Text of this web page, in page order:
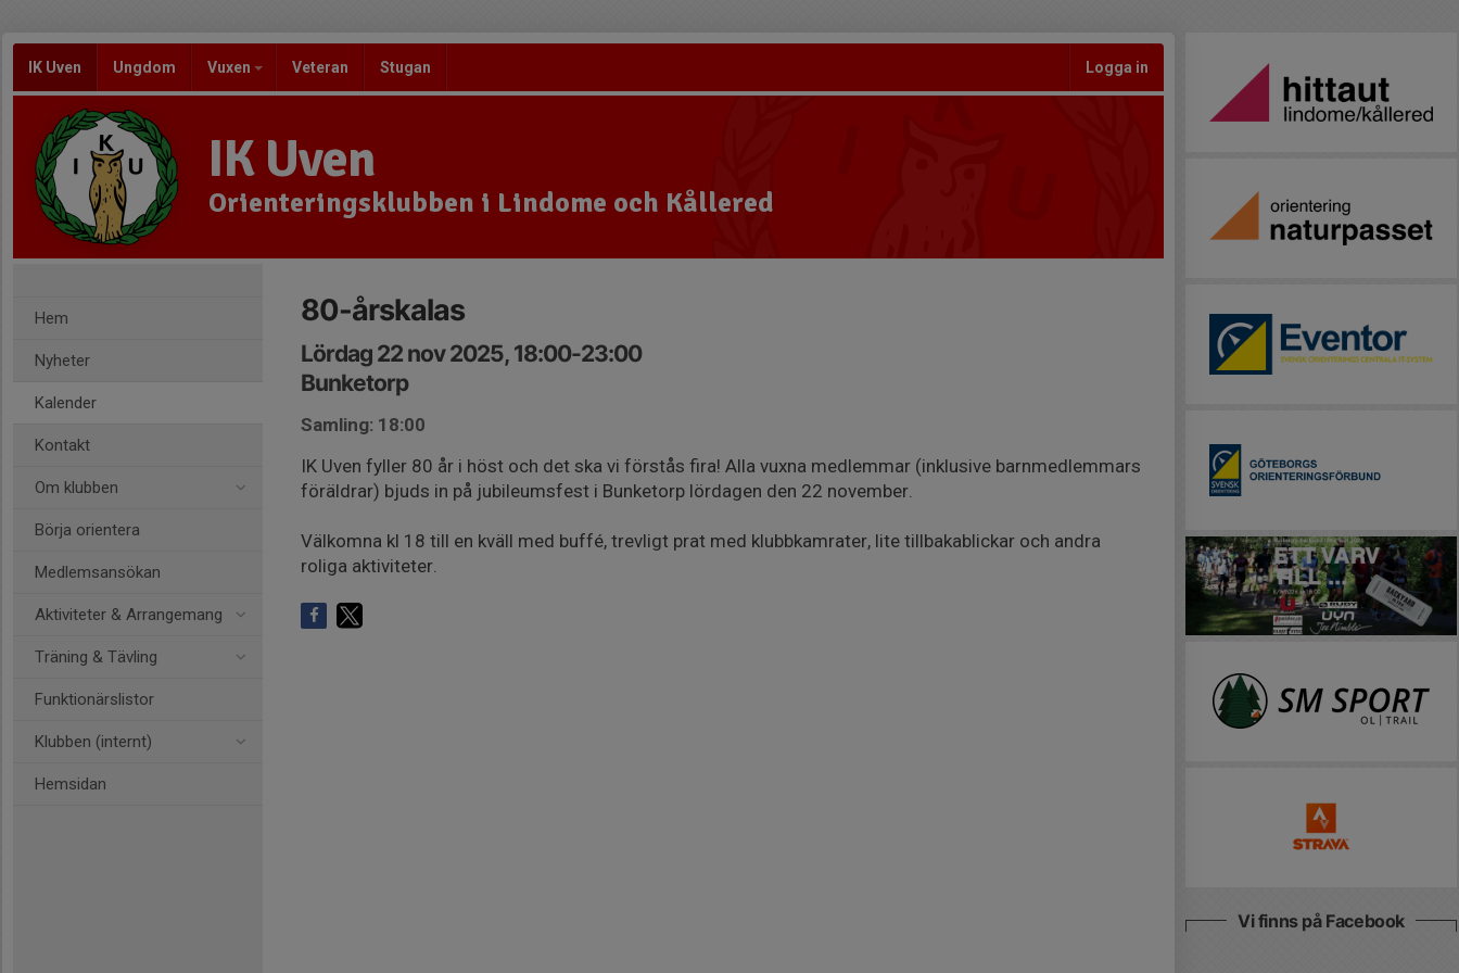
IK Uven Ungdom Vuxen Veteran Stugan Logga in
IK Uven
Orienteringsklubben i Lindome och Kållered
Hem
Nyheter
Kalender
Kontakt
Om klubben
Börja orientera
Medlemsansökan
Aktiviteter & Arrangemang
Träning & Tävling
Funktionärslistor
Klubben (internt)
Hemsidan
80-årskalas
Lördag 22 nov 2025, 18:00-23:00
Bunketorp
Samling: 18:00
IK Uven fyller 80 år i höst och det ska vi förstås fira! Alla vuxna medlemmar (inklusive barnmedlemmars
föräldrar) bjuds in på jubileumsfest i Bunketorp lördagen den 22 november.
Välkomna kl 18 till en kväll med buffé, trevligt prat med klubbkamrater, lite tillbakablickar och andra
roliga aktiviteter.
Vi finns på Facebook